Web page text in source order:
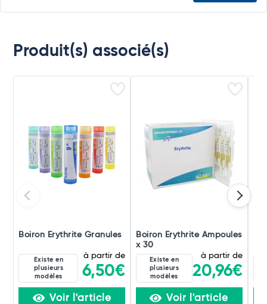
Produit(s) associé(s)
Boiron Erythrite Granules
Existe en
plusieurs
modèles
à partir de
6,50€
Voir l'article
Boiron Erythrite Ampoules
x 30
Existe en
plusieurs
modèles
à partir de
20,96€
Voir l'article